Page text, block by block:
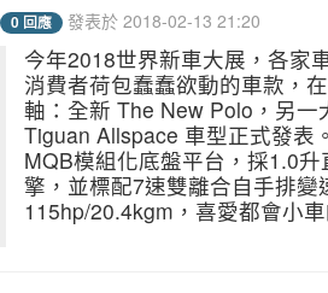
0 回應 發表於 2018-02-13 21:20
今年2018世界新車大展，各家
消費者荷包蠢蠢欲動的車款，
軸：全新 The New Polo，另一
Tiguan Allspace 車型正式發表
MQB模組化底盤平台，採1.0
擎，並標配7速雙離合自手排變
115hp/20.4kgm，喜愛都會小